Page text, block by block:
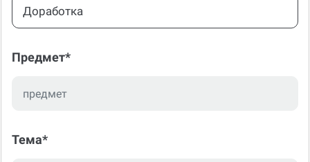
Доработка
Предмет*
Тема*